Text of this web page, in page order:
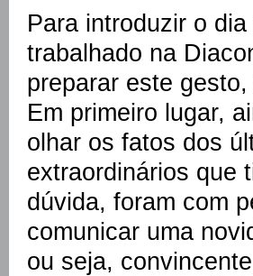
Para introduzir o
trabalhado na
preparar este
Em primeiro lugar,
olhar os fatos dos
extraordinários que
dúvida, foram com
comunicar uma
ou seja,